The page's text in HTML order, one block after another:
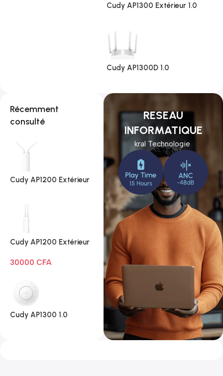
Récemment
consulté
Cudy AP1200 Extérieur
Cudy AP1200 Extérieur
30000 CFA
Cudy AP1300 1.0
RESEAU
INFORMATIQUE
kral Technologie
Cudy AP1300 Extérieur 1.0
Cudy AP1300D 1.0